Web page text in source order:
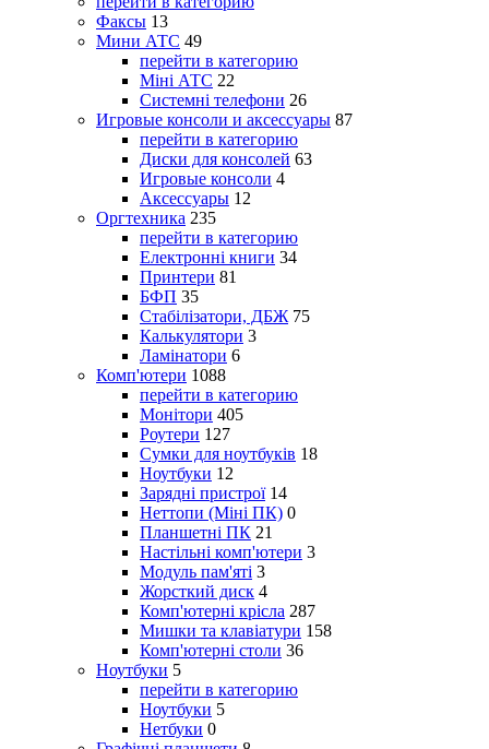
Факсы 13
Мини АТС 49
перейти в категорию
Міні АТС 22
Системні телефони 26
Игровые консоли и аксессуары 87
перейти в категорию
Диски для консолей 63
Игровые консоли 4
Аксессуары 12
Оргтехника 235
перейти в категорию
Електронні книги 34
Принтери 81
БФП 35
Стабілізатори, ДБЖ 75
Калькулятори 3
Ламінатори 6
Комп'ютери 1088
перейти в категорию
Монітори 405
Роутери 127
Сумки для ноутбуків 18
Ноутбуки 12
Зарядні пристрої 14
Неттопи (Міні ПК) 0
Планшетні ПК 21
Настільні комп'ютери 3
Модуль пам'яті 3
Жорсткий диск 4
Комп'ютерні крісла 287
Мишки та клавіатури 158
Комп'ютерні столи 36
Ноутбуки 5
перейти в категорию
Ноутбуки 5
Нетбуки 0